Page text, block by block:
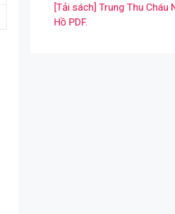
[Tải sách] Trung Thu Cháu
Hồ PDF.